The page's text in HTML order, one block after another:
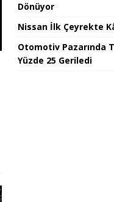
Dönüyor
Nissan İlk Çeyrekte
Otomotiv Pazarında
Yüzde 25 Geriledi